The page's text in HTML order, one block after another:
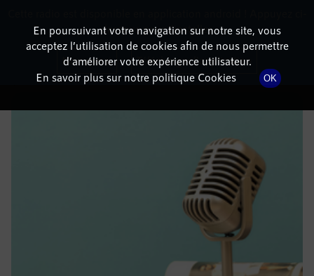
DÉTAILS DE L'ÉPISODE
8 juin 2021à 11h59, durée : Invalid date
En poursuivant votre navigation sur notre site, vous
acceptez l’utilisation de cookies afin de nous permettre
d’améliorer votre expérience utilisateur.
En savoir plus sur notre politique Cookies
OK
dessous pour l'installer.
Non merci Télécharger l'application